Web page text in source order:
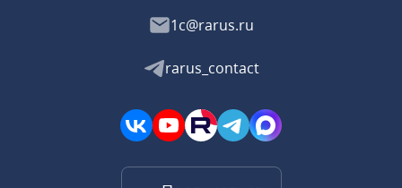
1c@rarus.ru
rarus_contact